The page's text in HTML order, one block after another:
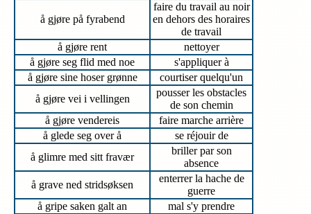
å gjøre på fyrabend
faire du travail au noir
en dehors des horaires
de travail
å gjøre rent
nettoyer
å gjøre seg flid med noe
s'appliquer à
å gjøre sine hoser grønne
courtiser quelqu'un
å gjøre vei i vellingen
pousser les obstacles
de son chemin
å gjøre vendereis
faire marche arrière
å glede seg over å
se réjouir de
å glimre med sitt fravær
briller par son
absence
å grave ned stridsøksen
enterrer la hache de
guerre
å gripe saken galt an
mal s'y prendre